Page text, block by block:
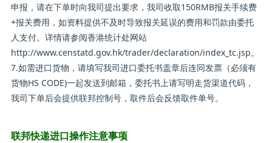
申报，请在下单时向我司提出要求，我司收取150RMB报关手续费
+报关费用，如资料提供不及时导致报关延误的费用和罚款由委托
人支付。详情请参阅香港统计处网站
http://www.censtatd.gov.hk/trader/declaration/index_tc.jsp。
7.如需进口货物，请填写我司进口委托书盖章后连同发票（必须有
货物HS CODE)一起发送到邮箱，委托书上请写明走货渠道代码，
我司下单后会提供联邦控制号，取件后会反馈取件单号。
联邦快递进口操作注意事项